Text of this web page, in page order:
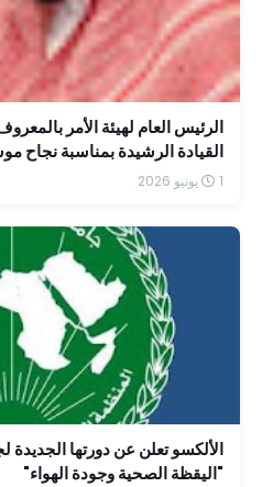
الرئيس العام لهيئة الأمر
القيادة الرشيدة بمناسبة نجاح موسم
1 يونيو 2026
الألكسو تعلن عن دورتها الجديدة
"اليقظة الصحية وجودة الهواء"